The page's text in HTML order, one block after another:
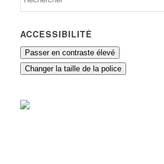
ACCESSIBILITÉ
Passer en contraste élevé
Changer la taille de la police